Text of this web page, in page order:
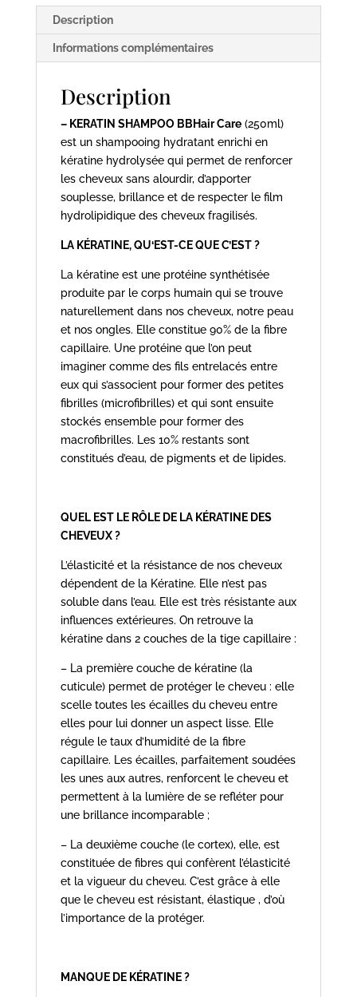
Description
Informations complémentaires
Description
– KERATIN SHAMPOO BBHair Care(250ml)
est un shampooing hydratant enrichi en
kératine hydrolysée qui permet de renforcer
les cheveux sans alourdir, d’apporter
souplesse, brillance et de respecter le film
hydrolipidique des cheveux fragilisés.
LA KÉRATINE, QU‘EST-CE QUE C’EST ?
La kératine est une protéine synthétisée
produite par le corps humain qui se trouve
naturellement dans nos cheveux, notre peau
et nos ongles. Elle constitue 90% de la fibre
capillaire. Une protéine que l’on peut
imaginer comme des fils entrelacés entre
eux qui s’associent pour former des petites
fibrilles (microfibrilles) et qui sont ensuite
stockés ensemble pour former des
macrofibrilles. Les 10% restants sont
constitués d’eau, de pigments et de lipides.
QUEL EST LE RÔLE DE LA KÉRATINE DES
CHEVEUX ?
L’élasticité et la résistance de nos cheveux
dépendent de la Kératine. Elle n’est pas
soluble dans l’eau. Elle est très résistante aux
influences extérieures. On retrouve la
kératine dans 2 couches de la tige capillaire :
– La première couche de kératine (la
cuticule) permet de protéger le cheveu : elle
scelle toutes les écailles du cheveu entre
elles pour lui donner un aspect lisse. Elle
régule le taux d’humidité de la fibre
capillaire. Les écailles, parfaitement soudées
les unes aux autres, renforcent le cheveu et
permettent à la lumière de se refléter pour
une brillance incomparable ;
– La deuxième couche (le cortex), elle, est
constituée de fibres qui confèrent l’élasticité
et la vigueur du cheveu. C’est grâce à elle
que le cheveu est résistant, élastique , d’où
l’importance de la protéger.
MANQUE DE KÉRATINE ?